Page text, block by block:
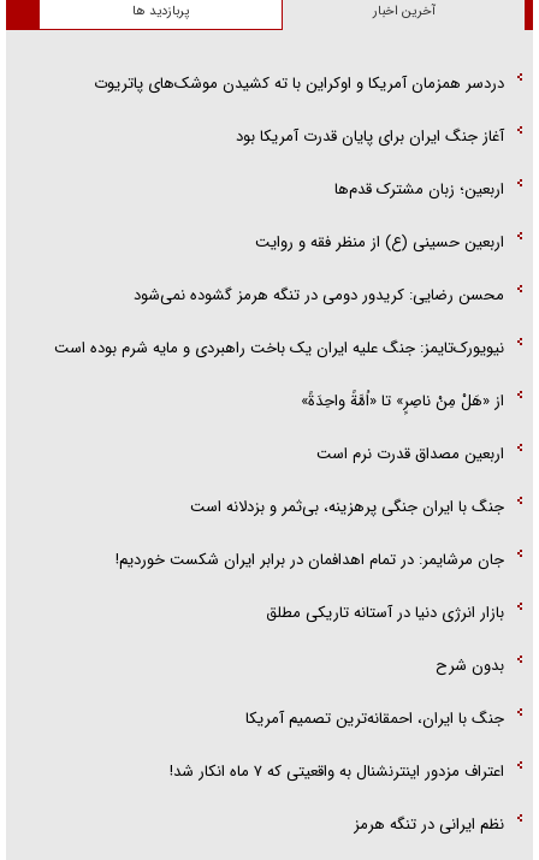
آخرین اخبار پربازدید ها
دردسر همزمان آمریکا و اوکراین با ته کشیدن موشک‌های پاتریوت
آغاز جنگ ایران برای پایان قدرت آمریکا بود
اربعین؛ زبان مشترک قدم‌ها
اربعین حسینی (ع) از منظر فقه و روایت
محسن رضایی: کریدور دومی در تنگه هرمز گشوده نمی‌شود
نیویورک‌تایمز: جنگ علیه ایران یک باخت راهبردی و مایه شرم بوده است
از «هَلْ مِنْ ناصِرٍ» تا «اُمَّةً واحِدَةً»
اربعین مصداق قدرت نرم است
جنگ با ایران جنگی پرهزینه، بی‌ثمر و بزدلانه است
جان مرشایمر: در تمام اهدافمان در برابر ایران شکست خوردیم!
بازار انرژی دنیا در آستانه تاریکی مطلق
بدون شرح
جنگ با ایران، احمقانه‌ترین تصمیم آمریکا
اعتراف مزدور اینترنشنال به واقعیتی که ۷ ماه انکار شد!
نظم ایرانی در تنگه هرمز